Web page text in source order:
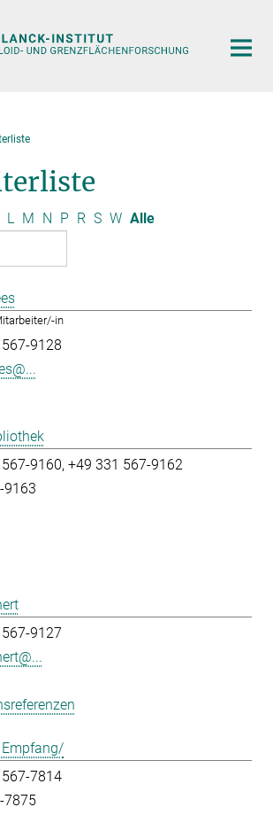
L M N P R S W Alle
in
9128
9160 +49 331 567-9162
9163
9127
Empfang/
7814
7875